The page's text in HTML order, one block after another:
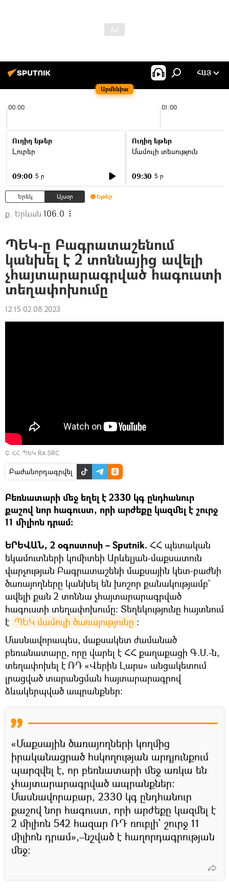
Արմենիա
ՀԱՅ
00:00 01:00
Ուղիղ եթեր
Լուրեր
09:00 5 ր
Ուղիղ եթեր
Մամուլի տեսություն
09:30 5 ր
Երեկ Այսօր Եթեր
ք. Երևան 106.0
ՊԵԿ-ը Բագրատաշենում
կանխել է 2 տոննայից ավելի
չհայտարարագրված հագուստի
տեղափոխումը
12:15 02.08.2023
© ՀՀ ՊԵԿ RA SRC
Բաժանորդագրվել
Բեռնատարի մեջ եղել է 2330 կգ ընդհանուր
քաշով նոր հագուստ, որի արժեքը կազմել է շուրջ
11 միլիոն դրամ։
ԵՐԵՎԱՆ, 2 օգոստոսի – Sputnik. ՀՀ պետական
եկամուտների կոմիտեի Արևելյան-մաքսատուն
վարչության Բագրատաշենի մաքսային կետ-բաժնի
ծառայողները կանխել են խոշոր քանակությամբ`
ավելի քան 2 տոննա չհայտարարագրված
հագուստի տեղափոխումը: Տեղեկությունը հայտնում
է ՊԵԿ մամուլի ծառայությունը ։
Մասնավորապես, մաքսակետ ժամանած
բեռանատարը, որը վարել է ՀՀ քաղաքացի Գ.Ս.-ն,
տեղափոխել է ՌԴ «Վերին Լարս» անցակետում
լրացված տարանցման հայտարարագրով
ձևակերպված ապրանքներ:
«Մաքսային ծառայողների կողմից
իրականացրած հսկողության արդյունքում
պարզվել է, որ բեռնատարի մեջ առկա են
չհայտարարագրված ապրանքներ:
Մասնավորաբար, 2330 կգ ընդհանուր
քաշով նոր հագուստ, որի արժեքը կազմել է
2 միլիոն 542 հազար ՌԴ ռուբլի՝ շուրջ 11
միլիոն դրամ»,–նշված է հաղորդագրության
մեջ: